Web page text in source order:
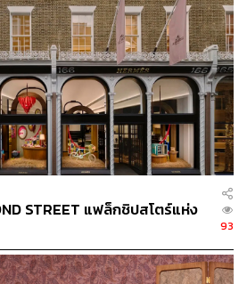
Fashion Guerlain Shourouk
STREET แฟล็กชิปสโตร์แห่ง
93